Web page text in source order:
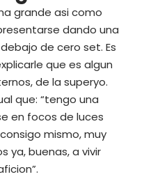
grande asi­ como
dando una
de cero set. Es
que es algun
de la superyo.
que: “tengo una
en focos de luces
mismo, muy
ya, buenas, a vivir